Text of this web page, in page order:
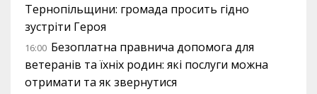
Тернопільщини: громада просить гідно
зустріти Героя
16:00 Безоплатна правнича допомога для
ветеранів та їхніх родин: які послуги можна
отримати та як звернутися